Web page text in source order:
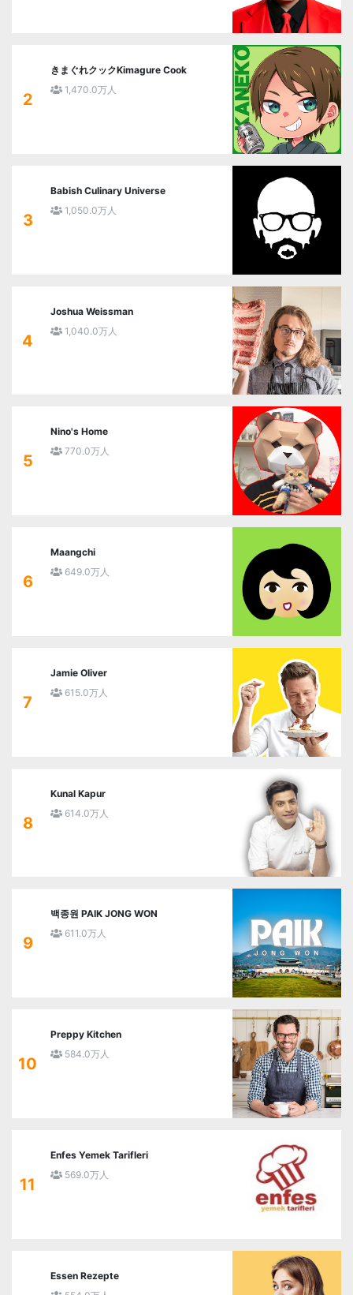
2
きまぐれクックKimagure Cook
1,470.0万人
3
Babish Culinary Universe
1,050.0万人
4
Joshua Weissman
1,040.0万人
5
Nino's Home
770.0万人
6
Maangchi
649.0万人
7
Jamie Oliver
615.0万人
8
Kunal Kapur
614.0万人
9
백종원 PAIK JONG WON
611.0万人
10
Preppy Kitchen
584.0万人
11
Enfes Yemek Tarifleri
569.0万人
Essen Rezepte